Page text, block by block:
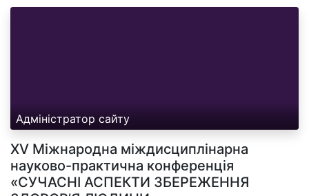
Адміністратор сайту
ХV Міжнародна міждисциплінарна
науково-практична конференція
«СУЧАСНІ АСПЕКТИ ЗБЕРЕЖЕННЯ